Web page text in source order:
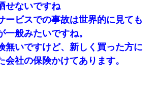
の男性とお見合いをしてくれと頼まれた。父
息子さんだったので、父も喜んで私の写真を
を見てしまった・・・
せないですね
ービスでの事故は世界的に見ても
一般みたいですね。
無いですけど、新しく買った方に
会社の保険かけてあります。